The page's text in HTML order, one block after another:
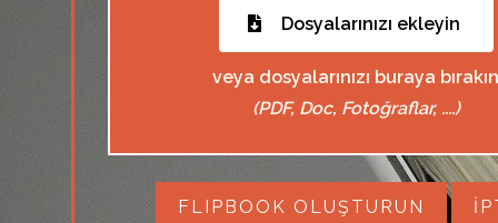
Dosyalarınızı ekleyin
veya dosyalarınızı buraya bırakın
(PDF, Doc, Fotoğraflar, ....)
FLIPBOOK OLUŞTURUN